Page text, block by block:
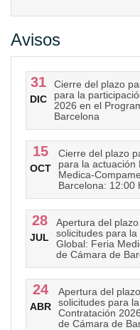
Avisos
31
DIC
Cierre del plazo
para la
2026 en el
Barcelona
15
OCT
Cierre del plazo
para la actuación
Medica-
Barcelona: 12:00
28
JUL
Apertura del
solicitudes para
Global: Feria
de Cámara de
24
ABR
Apertura del
solicitudes para
Contratación
de Cámara de